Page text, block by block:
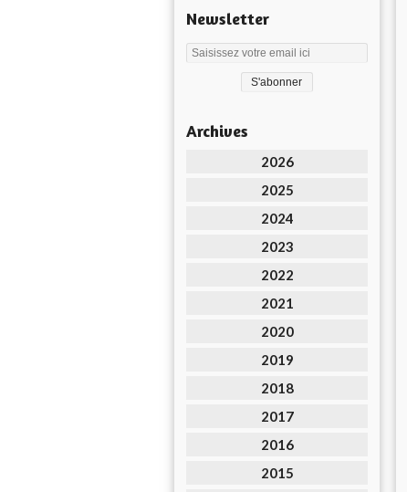
Newsletter
Archives
2026
2025
2024
2023
2022
2021
2020
2019
2018
2017
2016
2015